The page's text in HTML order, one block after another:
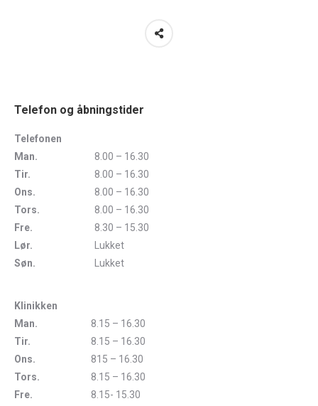
Telefon og åbningstider
Telefonen
Man.
8.00 – 16.30
Tir.
8.00 – 16.30
Ons.
8.00 – 16.30
Tors.
8.00 – 16.30
Fre.
8.30 – 15.30
Lør.
Lukket
Søn.
Lukket
Klinikken
Man.
8.15 – 16.30
Tir.
8.15 – 16.30
Ons.
815 – 16.30
Tors.
8.15 – 16.30
Fre.
8.15- 15.30